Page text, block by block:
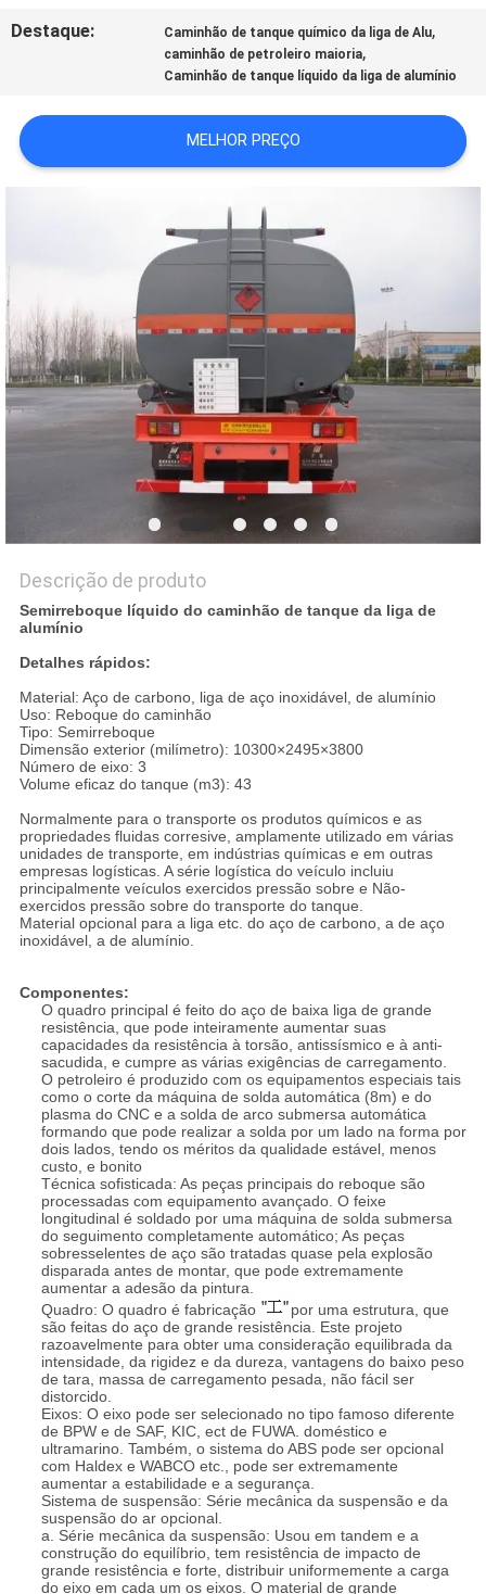
UMAS
MAPA
DO
POLÍTICA
DE
PRIVACIDADE
Destaque: Caminhão de tanque químico da liga de Alu,
caminhão de petroleiro maioria,
Caminhão de tanque líquido da liga de alumínio
MELHOR PREÇO
Descrição de produto
Semirreboque líquido do caminhão de tanque da liga de
alumínio
Detalhes rápidos:
Material: Aço de carbono, liga de aço inoxidável, de alumínio
Uso: Reboque do caminhão
Tipo: Semirreboque
Dimensão exterior (milímetro): 10300×2495×3800
Número de eixo: 3
Volume eficaz do tanque (m3): 43
Normalmente para o transporte os produtos químicos e as
propriedades fluidas corresive, amplamente utilizado em várias
unidades de transporte, em indústrias químicas e em outras
empresas logísticas. A série logística do veículo incluiu
principalmente veículos exercidos pressão sobre e Não-
exercidos pressão sobre do transporte do tanque.
Material opcional para a liga etc. do aço de carbono, a de aço
inoxidável, a de alumínio.
Componentes:
O quadro principal é feito do aço de baixa liga de grande
resistência, que pode inteiramente aumentar suas
capacidades da resistência à torsão, antissísmico e à anti-
sacudida, e cumpre as várias exigências de carregamento.
O petroleiro é produzido com os equipamentos especiais tais
como o corte da máquina de solda automática (8m) e do
plasma do CNC e a solda de arco submersa automática
formando que pode realizar a solda por um lado na forma por
dois lados, tendo os méritos da qualidade estável, menos
custo, e bonito
Técnica sofisticada: As peças principais do reboque são
processadas com equipamento avançado. O feixe
longitudinal é soldado por uma máquina de solda submersa
do seguimento completamente automático; As peças
sobresselentes de aço são tratadas quase pela explosão
disparada antes de montar, que pode extremamente
aumentar a adesão da pintura.
Quadro: O quadro é fabricação
por uma estrutura, que
são feitas do aço de grande resistência. Este projeto
razoavelmente para obter uma consideração equilibrada da
intensidade, da rigidez e da dureza, vantagens do baixo peso
de tara, massa de carregamento pesada, não fácil ser
distorcido.
Eixos: O eixo pode ser selecionado no tipo famoso diferente
de BPW e de SAF, KIC, ect de FUWA. doméstico e
ultramarino. Também, o sistema do ABS pode ser opcional
com Haldex e WABCO etc., pode ser extremamente
aumentar a estabilidade e a segurança.
Sistema de suspensão: Série mecânica da suspensão e da
suspensão do ar opcional.
a. Série mecânica da suspensão: Usou em tandem e a
construção do equilíbrio, tem resistência de impacto de
grande resistência e forte, distribuir uniformemente a carga
do eixo em cada um os eixos. O material de grande